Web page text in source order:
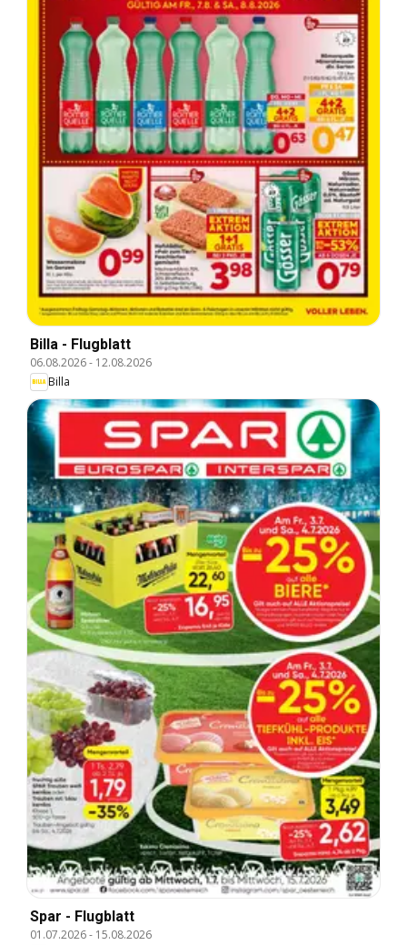
Billa - Flugblatt
06.08.2026- 12.08.2026
Billa
Spar - Flugblatt
01.07.2026- 15.08.2026